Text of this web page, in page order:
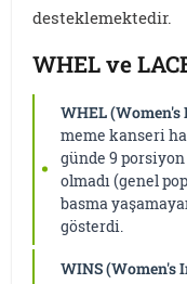
desteklemektedir.
WHEL ve
WHEL
meme kanseri
günde 9
olmadı (genel
basma
gösterdi.
WINS